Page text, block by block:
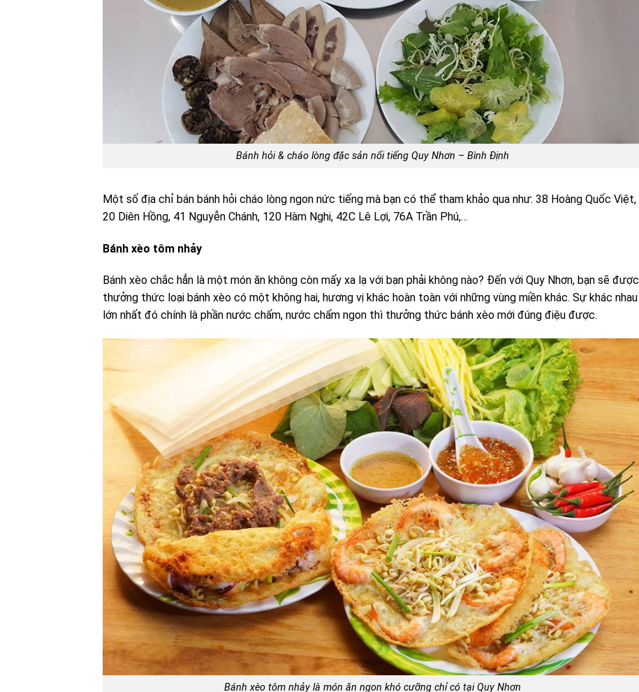
Bánh hỏi & cháo lòng đặc sản nổi tiếng Quy Nhơn – Bình Định
Một số địa chỉ bán bánh hỏi cháo lòng ngon nức tiếng mà bạn có thể tham khảo qua như: 38 Hoàng Quốc Việt,
20 Diên Hồng, 41 Nguyễn Chánh, 120 Hàm Nghi, 42C Lê Lợi, 76A Trần Phú,…
Bánh xèo tôm nhảy
Bánh xèo chắc hẳn là một món ăn không còn mấy xa lạ với bạn phải không nào? Đến với Quy Nhơn, bạn sẽ được
thưởng thức loại bánh xèo có một không hai, hương vị khác hoàn toàn với những vùng miền khác. Sự khác nhau
lớn nhất đó chính là phần nước chấm, nước chấm ngon thì thưởng thức bánh xèo mới đúng điệu được.
Bánh xèo tôm nhảy là món ăn ngon khó cưỡng chỉ có tại Quy Nhơn